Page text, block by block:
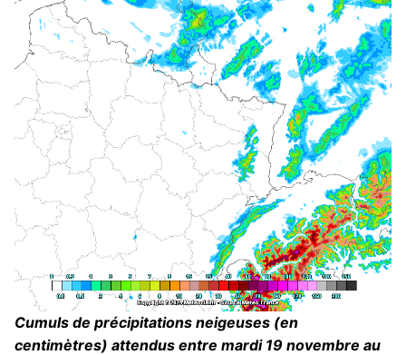
Cumuls de précipitations neigeuses (en
centimètres) attendus entre mardi 19 novembre au